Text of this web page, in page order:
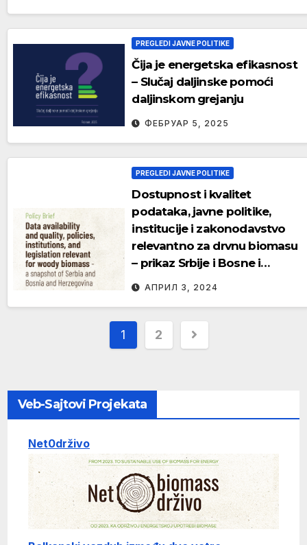
PREGLEDI JAVNE POLITIKE
Čija je energetska efikasnost
– Slučaj daljinske pomoći
daljinskom grejanju
ФЕБРУАР 5, 2025
PREGLEDI JAVNE POLITIKE
Dostupnost i kvalitet
podataka, javne politike,
institucije i zakonodavstvo
relevantno za drvnu biomasu
– prikaz Srbije i Bosne i
АПРИЛ 3, 2024
Пагинација
1 2
Veb-Sajtovi Projekata
Net0drživo